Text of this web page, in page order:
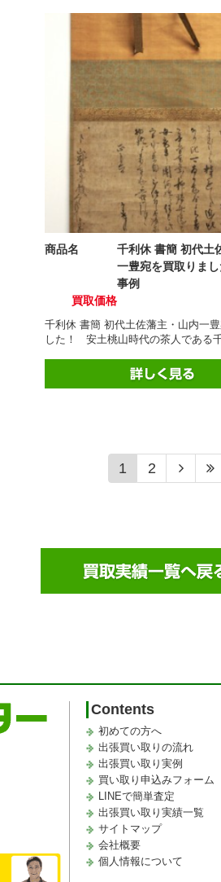
商品名
千利休 書簡 初代土
一豊宛を買取りま
事例
買取価格
千利休 書簡 初代土佐藩主・山内一
した！ 安土桃山時代の茶人である
1 2
Contents
初めての方へ
出張買い取りの流れ
出張買い取り実例
買い取り申込みフォーム
LINEで簡単査定
出張買い取り実績一覧
サイトマップ
会社概要
個人情報について